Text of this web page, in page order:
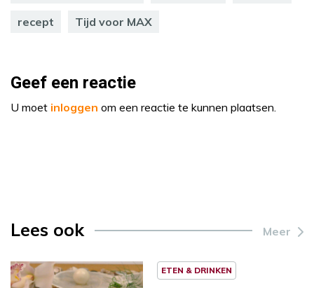
recept Tijd voor MAX
Geef een reactie
U moet inloggen om een reactie te kunnen plaatsen.
Lees ook Meer
ETEN & DRINKEN